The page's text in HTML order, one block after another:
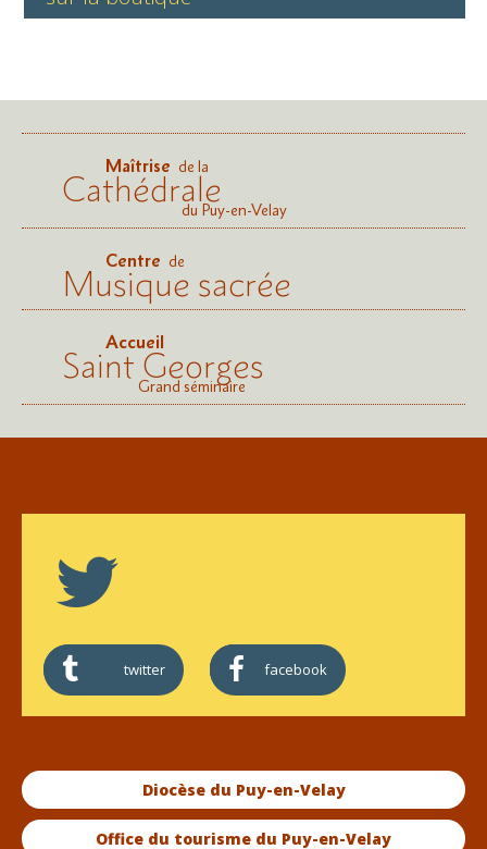
Maîtrise de la
Cathédraledu Puy-en-Velay
Centre de
Musique sacrée
Accueil
Saint Georges
Grand séminaire
twitter facebook
Diocèse du Puy-en-Velay
Office du tourisme du Puy-en-Velay